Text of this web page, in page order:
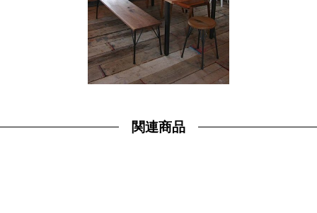
関連商品